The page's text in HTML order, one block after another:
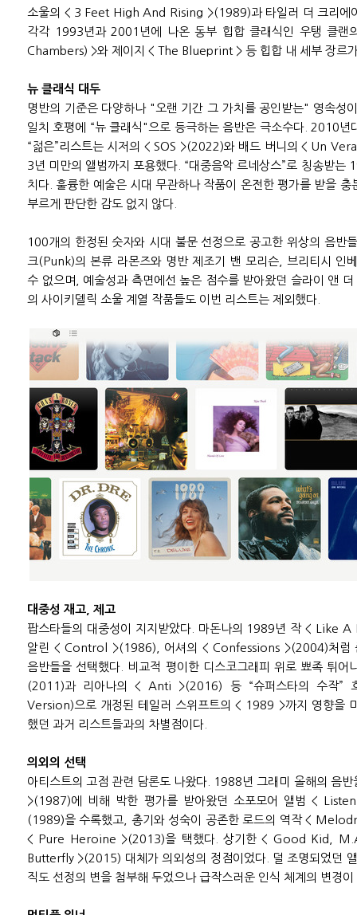
소울의 < 3 Feet High And Rising >(1989)과 타일러 더 크리
각각 1993년과 2001년에 나온 동부 힙합 클래식인 우탱 클
Chambers) >와 제이지 < The Blueprint > 등 힙합 내 세부 장르
뉴 클래식 대두
명반의 기준은 다양하나 "오랜 기간 그 가치를 공인받는" 영속성
일치 호평에 “뉴 클래식"으로 등극하는 음반은 극소수다. 2010년
“젊은”리스트는 시저의 < SOS >(2022)와 배드 버니의 < Un
3년 미만의 앨범까지 포용했다. “대중음악 르네상스”로 칭송받는
치다. 훌륭한 예술은 시대 무관하나 작품이 온전한 평가를 받을
부르게 판단한 감도 없지 않다.
100개의 한정된 숫자와 시대 불문 선정으로 공고한 위상의 음반
크(Punk)의 본류 라몬즈와 명반 제조기 밴 모리슨, 브리티시 인
수 없으며, 예술성과 측면에선 높은 점수를 받아왔던 슬라이 앤
의 사이키델릭 소울 계열 작품들도 이번 리스트는 제외했다.
대중성 재고, 제고
팝스타들의 대중성이 지지받았다. 마돈나의 1989년 작 < Like A
알린 < Control >(1986), 어셔의 < Confessions >(2004)처럼
음반들을 선택했다. 비교적 평이한 디스코그래피 위로 뾰족 튀
(2011)과 리아나의 < Anti >(2016) 등 “슈퍼스타의 수작”
Version)으로 개정된 테일러 스위프트의 < 1989 >까지 영향을
했던 과거 리스트들과의 차별점이다.
의외의 선택
아티스트의 고점 관련 담론도 나왔다. 1988년 그래미 올해의 음
>(1987)에 비해 박한 평가를 받아왔던 소포모어 앨범 <
(1989)을 수록했고, 총기와 성숙이 공존한 로드의 역작 <
< Pure Heroine >(2013)을 택했다. 상기한 < Good Kid,
Butterfly >(2015) 대체가 의외성의 정점이었다. 덜 조명되었던
직도 선정의 변을 첨부해 두었으나 급작스러운 인식 체계의 변경